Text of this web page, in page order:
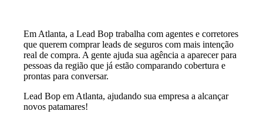
Em Atlanta, a Lead Bop trabalha com agentes e corretores
que querem comprar leads de seguros com mais intenção
real de compra. A gente ajuda sua agência a aparecer para
pessoas da região que já estão comparando cobertura e
prontas para conversar.
Lead Bop em Atlanta, ajudando sua empresa a alcançar
novos patamares!